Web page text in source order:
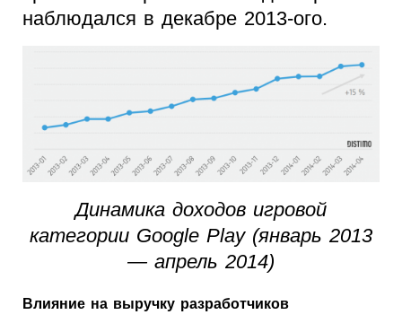
наблюдался в декабре 2013-ого.
Динамика доходов игровой
категории Google Play (январь 2013
— апрель 2014)
Влияние на выручку разработчиков